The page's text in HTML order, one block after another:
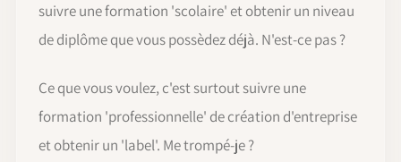
suivre une formation 'scolaire' et obtenir un niveau
de diplôme que vous possèdez déjà. N'est-ce pas ?
Ce que vous voulez, c'est surtout suivre une
formation 'professionnelle' de création d'entreprise
et obtenir un 'label'. Me trompé-je ?